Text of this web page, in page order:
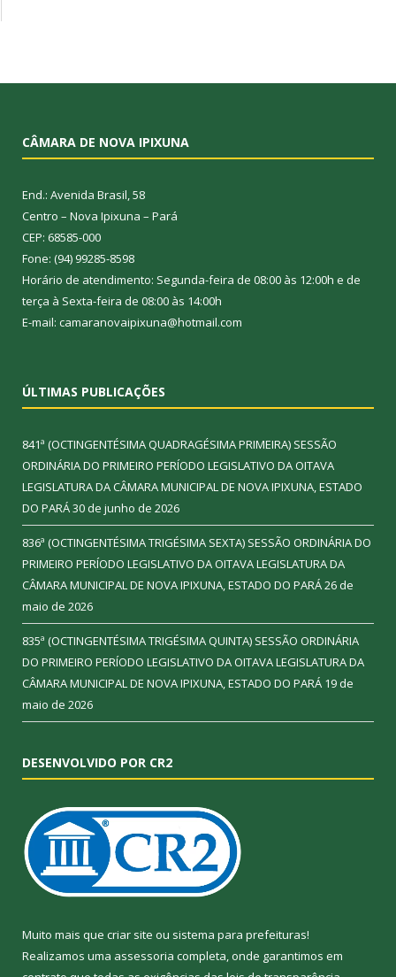
CÂMARA DE NOVA IPIXUNA
End.: Avenida Brasil, 58
Centro – Nova Ipixuna – Pará
CEP: 68585-000
Fone: (94) 99285-8598
Horário de atendimento: Segunda-feira de 08:00 às 12:00h e de
terça à Sexta-feira de 08:00 às 14:00h
E-mail: camaranovaipixuna@hotmail.com
ÚLTIMAS PUBLICAÇÕES
841ª (OCTINGENTÉSIMA QUADRAGÉSIMA PRIMEIRA) SESSÃO
ORDINÁRIA DO PRIMEIRO PERÍODO LEGISLATIVO DA OITAVA
LEGISLATURA DA CÂMARA MUNICIPAL DE NOVA IPIXUNA, ESTADO
DO PARÁ30 de junho de 2026
836ª (OCTINGENTÉSIMA TRIGÉSIMA SEXTA) SESSÃO ORDINÁRIA DO
PRIMEIRO PERÍODO LEGISLATIVO DA OITAVA LEGISLATURA DA
CÂMARA MUNICIPAL DE NOVA IPIXUNA, ESTADO DO PARÁ26 de
maio de 2026
835ª (OCTINGENTÉSIMA TRIGÉSIMA QUINTA) SESSÃO ORDINÁRIA
DO PRIMEIRO PERÍODO LEGISLATIVO DA OITAVA LEGISLATURA DA
CÂMARA MUNICIPAL DE NOVA IPIXUNA, ESTADO DO PARÁ 19 de
maio de 2026
DESENVOLVIDO POR CR2
Muito mais que criar site ou sistema para prefeituras!
Realizamos uma assessoria completa, onde garantimos em